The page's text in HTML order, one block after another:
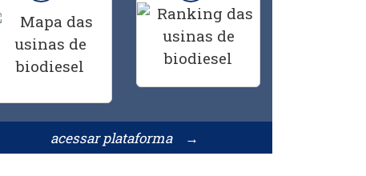
acessar plataforma →